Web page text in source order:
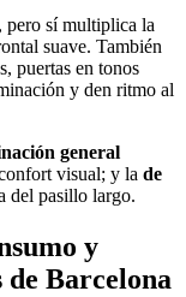
sí multiplica la
suave. También
puertas en tonos
y den ritmo al
general
visual; y la de
del pasillo largo.
y
Barcelona